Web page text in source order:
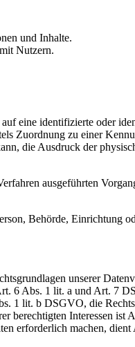
und Inhalte.
Nutzern.
eine identifizierte oder
Zuordnung zu einer
die Ausdruck der
ausgeführten
Behörde, Einrichtung
unserer
6 Abs. 1 lit. a und Art. 7
1 lit. b DSGVO, die
berechtigten Interessen
erforderlich machen,